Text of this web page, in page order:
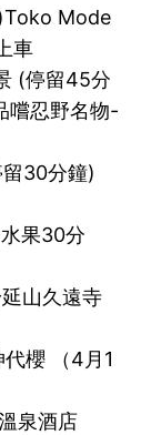
Mode
車
(停留45分
嚐忍野名物-
30分鐘)
果30分
山久遠寺
代櫻 （4月1
泉酒店